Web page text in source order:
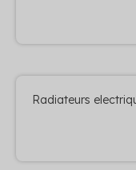
Radiateurs